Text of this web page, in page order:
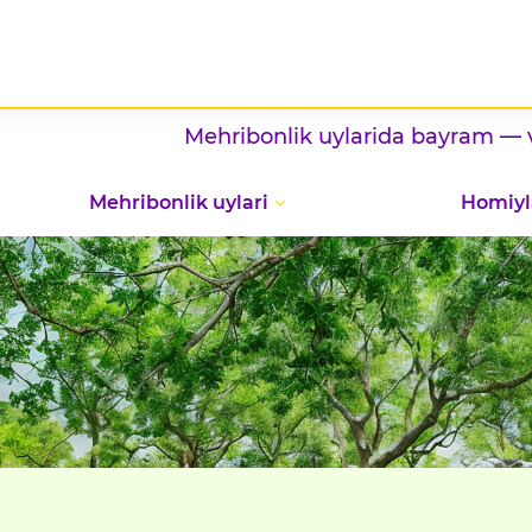
Mehribonlik uylarida bayram —
Mehribonlik uylari